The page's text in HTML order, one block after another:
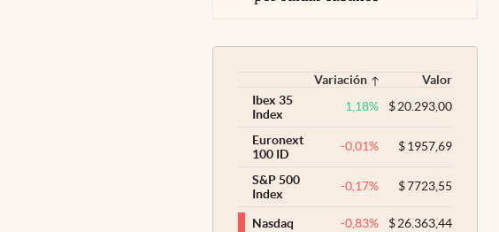
Variación
Valor
Ibex 35
Index
1,18% $20.293,00
Euronext
100 ID
-0,01% $1957,69
S&P 500
Index
-0,17% $7723,55
Nasdaq -0,83% $26.363,44